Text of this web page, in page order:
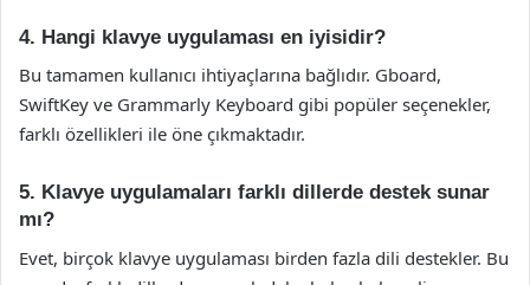
4. Hangi klavye uygulaması en iyisidir?
Bu tamamen kullanıcı ihtiyaçlarına bağlıdır. Gboard,
SwiftKey ve Grammarly Keyboard gibi popüler seçenekler,
farklı özellikleri ile öne çıkmaktadır.
5. Klavye uygulamaları farklı dillerde destek sunar
mı?
Evet, birçok klavye uygulaması birden fazla dili destekler. Bu